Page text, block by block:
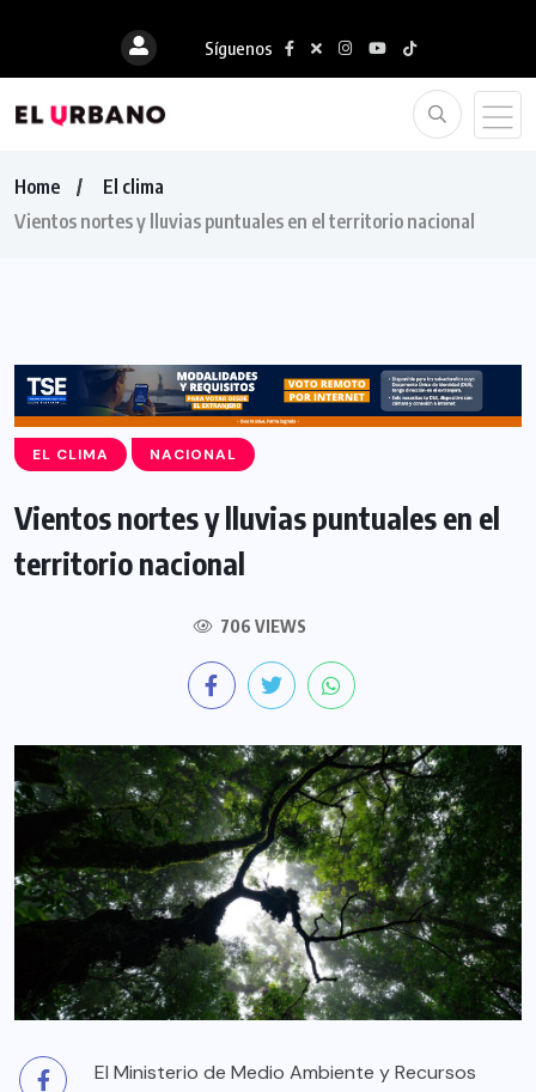
Síguenos
Home
El clima
Vientos nortes y lluvias puntuales en el territorio nacional
EL CLIMA NACIONAL
Vientos nortes y lluvias puntuales en el
territorio nacional
706 VIEWS
El Ministerio de Medio Ambiente y Recursos